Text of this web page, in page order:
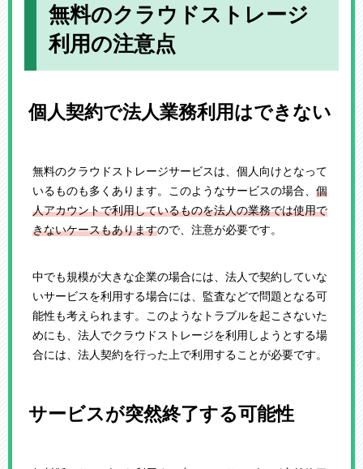
無料のクラウドストレージ
利用の注意点
個人契約で法人業務利用はできない
無料のクラウドストレージサービスは、個人向けとなって
いるものも多くあります。このようなサービスの場合、 個
人アカウントで利用しているものを法人の業務では使用で
きないケースもありますので、注意が必要です。
中でも規模が大きな企業の場合には、法人で契約していな
いサービスを利用する場合には、監査などで問題となる可
能性も考えられます。このようなトラブルを起こさないた
めにも、法人でクラウドストレージを利用しようとする場
合には、法人契約を行った上で利用することが必要です。
サービスが突然終了する可能性